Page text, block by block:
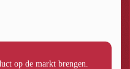
op de markt brengen.